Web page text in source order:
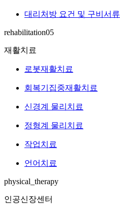
대리처방 요건 및 구비서류
rehabilitation05
재활치료
로봇재활치료
회복기집중재활치료
신경계 물리치료
정형계 물리치료
작업치료
언어치료
physical_therapy
인공신장센터